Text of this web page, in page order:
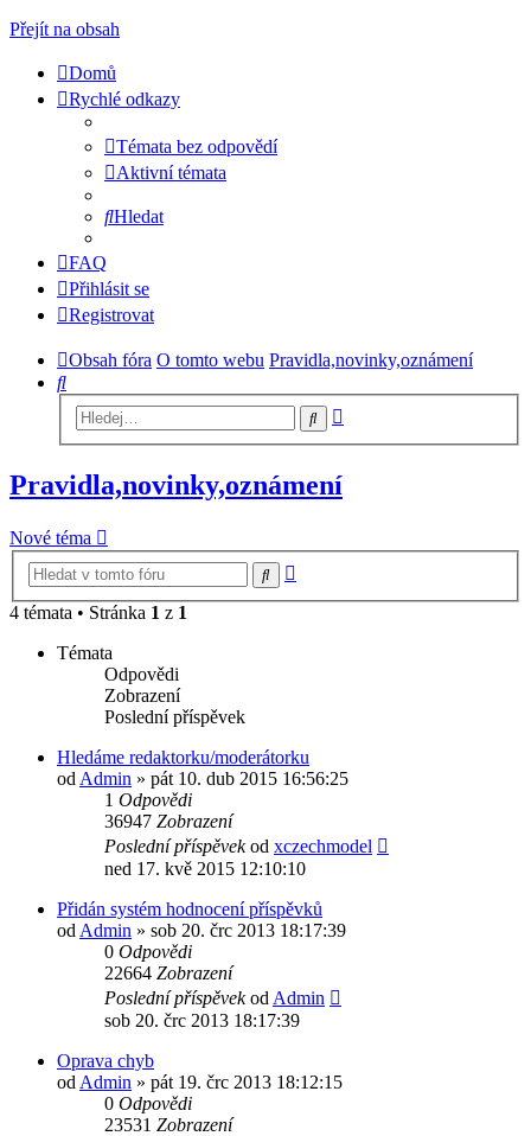
Přejít na obsah
Domů
Rychlé odkazy
Témata bez odpovědí
Aktivní témata
Hledat
FAQ
Přihlásit se
Registrovat
Obsah fóra O tomto webu Pravidla,novinky,oznámení
Hledat
Hledat
Pravidla,novinky,oznámení
Nové téma
Hledat
4 témata • Stránka 1 z 1
Témata
Odpovědi
Zobrazení
Poslední příspěvek
Hledáme redaktorku/moderátorku
od Admin » pát 10. dub 2015 16:56:25
1 Odpovědi
36947 Zobrazení
Poslední příspěvekod xczechmodel
ned 17. kvě 2015 12:10:10
Přidán systém hodnocení příspěvků
od Admin » sob 20. črc 2013 18:17:39
0 Odpovědi
22664 Zobrazení
Poslední příspěvekod Admin
sob 20. črc 2013 18:17:39
Oprava chyb
od Admin » pát 19. črc 2013 18:12:15
0 Odpovědi
23531 Zobrazení